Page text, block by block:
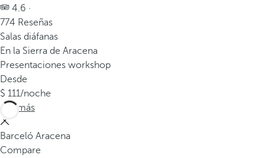
e
n
t
e
.
4.6 ·
774 Reseñas
Salas diáfanas
En la Sierra de Aracena
Presentaciones workshop
Desde
111/noche
Ver más
Barceló Aracena
Compare